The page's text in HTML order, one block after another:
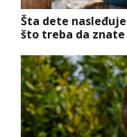
Šta dete
što treba da